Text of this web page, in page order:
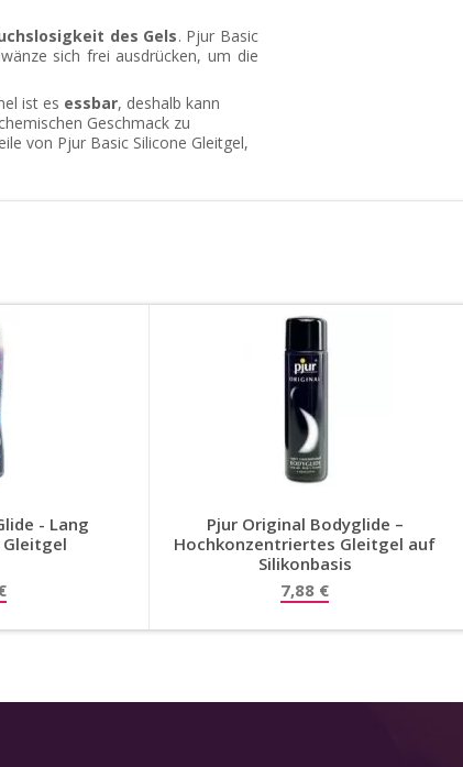
des Gels. Pjur Basic
sich frei ausdrücken, um die
ist es essbar, deshalb kann
Geschmack zu
von Pjur Basic Silicone Gleitgel,
- Lang
Pjur Original Bodyglide –
Hochkonzentriertes Gleitgel auf
Silikonbasis
7,88 €